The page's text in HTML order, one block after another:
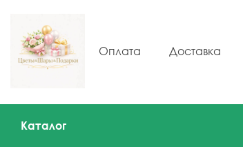
Оплата Доставка
Каталог